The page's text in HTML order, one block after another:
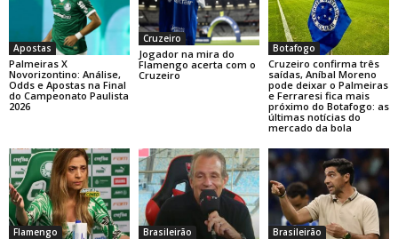
Apostas
Palmeiras X
Novorizontino: Análise,
Odds e Apostas na Final
do Campeonato Paulista
2026
Cruzeiro
Jogador na mira do
Flamengo acerta com o
Cruzeiro
Botafogo
Cruzeiro confirma três
saídas, Aníbal Moreno
pode deixar o Palmeiras
e Ferraresi fica mais
próximo do Botafogo: as
últimas notícias do
mercado da bola
Flamengo Brasileirão Brasileirão